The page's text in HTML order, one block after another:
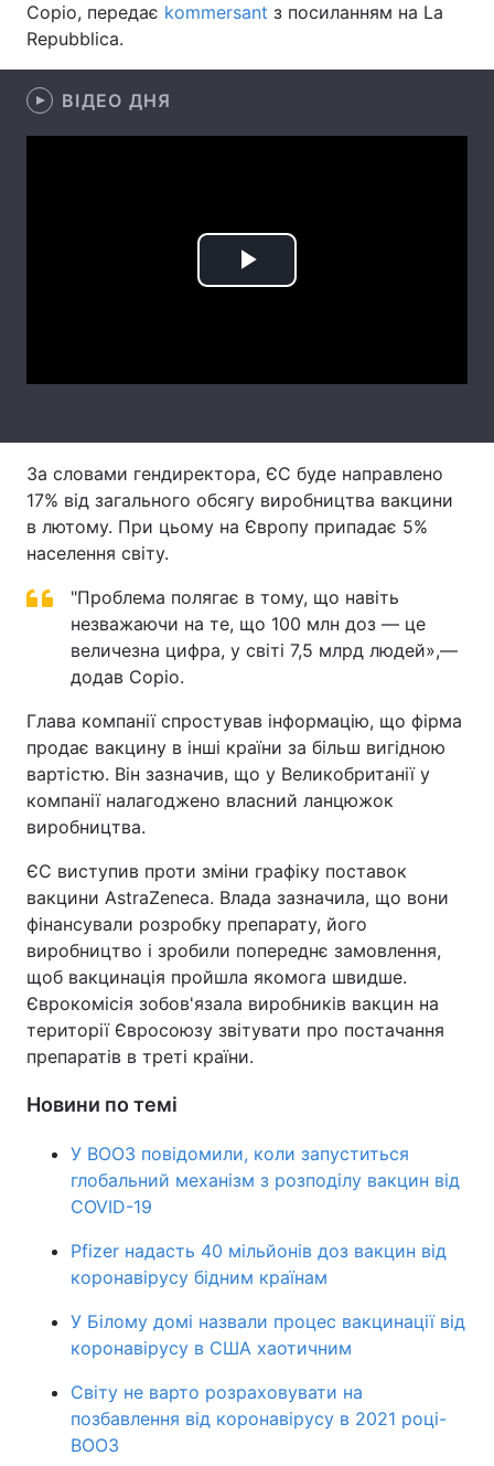
Відео з Youtube
Інтерв'ю Думки
Соріо, передає kommersant з посиланням на La
Repubblica.
ВІДЕО ДНЯ
Play
За словами гендиректора, ЄС буде направлено
17% від загального обсягу виробництва вакцини
в лютому. При цьому на Європу припадає 5%
населення світу.
"Проблема полягає в тому, що навіть
незважаючи на те, що 100 млн доз — це
величезна цифра, у світі 7,5 млрд людей»,—
додав Соріо.
Глава компанії спростував інформацію, що фірма
продає вакцину в інші країни за більш вигідною
вартістю. Він зазначив, що у Великобританії у
компанії налагоджено власний ланцюжок
виробництва.
ЄС виступив проти зміни графіку поставок
вакцини AstraZeneca. Влада зазначила, що вони
фінансували розробку препарату, його
виробництво і зробили попереднє замовлення,
щоб вакцинація пройшла якомога швидше.
Єврокомісія зобов'язала виробників вакцин на
території Євросоюзу звітувати про постачання
препаратів в треті країни.
Новини по темі
У ВООЗ повідомили, коли запуститься
глобальний механізм з розподілу вакцин від
COVID-19
Pfizer надасть 40 мільйонів доз вакцин від
коронавірусу бідним країнам
У Білому домі назвали процес вакцинації від
коронавірусу в США хаотичним
Світу не варто розраховувати на
позбавлення від коронавірусу в 2021 році-
ВООЗ